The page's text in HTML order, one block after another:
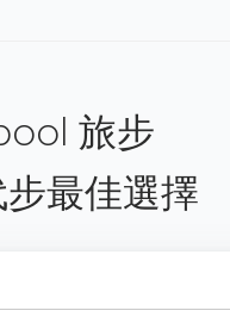
旅步
最佳選擇